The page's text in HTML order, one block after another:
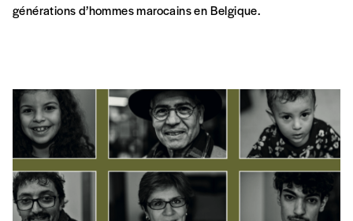
À travers le témoignage de trois générations, on en apprend
ARTS EN MIGRATION STÉRÉOTYPES & PRÉJUGÉS
Avant c’était un très beau parc ici
Ismaïl Aklhal et Oussama Benali nous plongent dans le récit